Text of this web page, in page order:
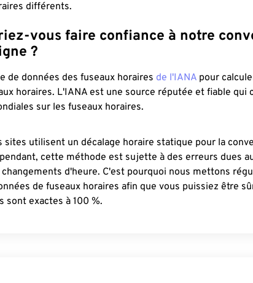
différents.
vous faire confiance à notre
?
de données des fuseaux horaires de l'IANA pour
horaires. L'IANA est une source réputée et fiable qui
sur les fuseaux horaires.
sites utilisent un décalage horaire statique pour la
cette méthode est sujette à des erreurs dues
d'heure. C'est pourquoi nous mettons
de fuseaux horaires afin que vous puissiez être
sont exactes à 100 %.